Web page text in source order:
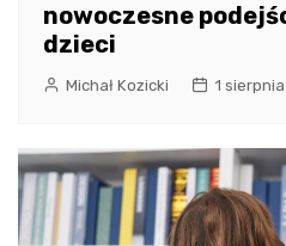
nowoczesne
dzieci
Michał Kozicki 1